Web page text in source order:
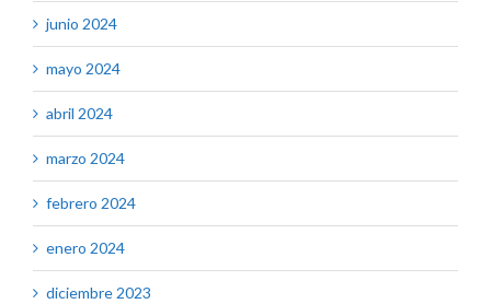
junio 2024
mayo 2024
abril 2024
marzo 2024
febrero 2024
enero 2024
diciembre 2023